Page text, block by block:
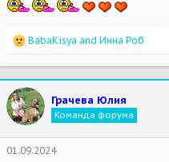
R
a
c
t
i
o
n
s
:
BabaKisya and Инна Роб
Грачева Юлия
Команда форума
01.09.2024